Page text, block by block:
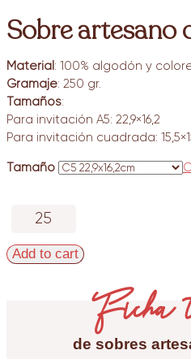
Sobre artesano
Material : 100% algodón y
Gramaje: 250 gr.
Tamaños:
Para invitación A5: 22,9×16,2
Para invitación cuadrada:
Tamaño
artesano
crema
quantity
Add to cart
Ficha
de sobres